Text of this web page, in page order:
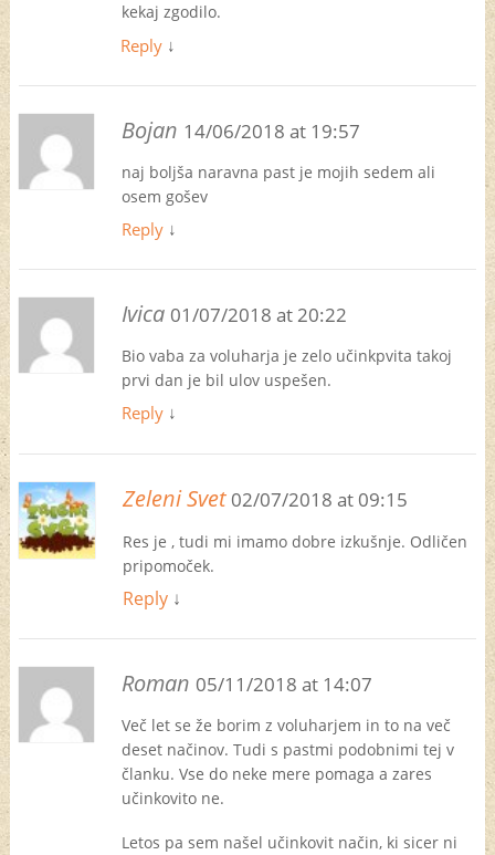
kekaj zgodilo.
Reply ↓
Bojan 14/06/2018 at 19:57
naj boljša naravna past je mojih sedem ali
osem gošev
Reply ↓
Ivica 01/07/2018 at 20:22
Bio vaba za voluharja je zelo učinkpvita takoj
prvi dan je bil ulov uspešen.
Reply ↓
Zeleni Svet 02/07/2018 at 09:15
Res je , tudi mi imamo dobre izkušnje. Odličen
pripomoček.
Reply ↓
Roman 05/11/2018 at 14:07
Več let se že borim z voluharjem in to na več
deset načinov. Tudi s pastmi podobnimi tej v
članku. Vse do neke mere pomaga a zares
učinkovito ne.
Letos pa sem našel učinkovit način, ki sicer ni